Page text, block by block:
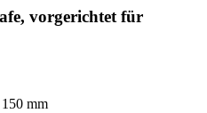
vorgerichtet für
mm